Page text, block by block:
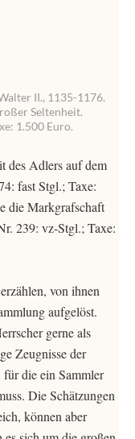
II., 1135-1176.
Seltenheit.
1.500 Euro.
des Adlers auf dem
fast Stgl.; Taxe:
die Markgrafschaft
239: vz-Stgl.; Taxe:
von ihnen
aufgelöst.
gerne als
Zeugnisse der
für die ein Sammler
Die Schätzungen
können aber